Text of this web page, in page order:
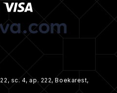
sc. 4, ap. 222, Boekarest,